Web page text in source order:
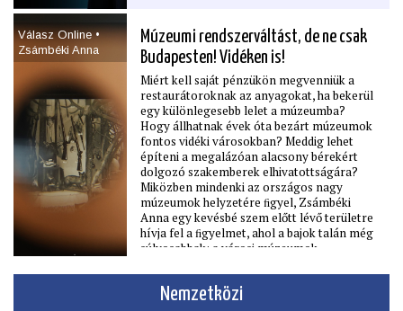
szakmai viták, hanem hivatali
visszaélésekkel súlyosbított
műemlékrombolások voltak. Bátonyi
beszél Lázár János minisztériumáról, a
Dorothea Hotelről, az
Agrárminisztériumról, a Körszállóról, a
Gellért Szállóról és arról is, hogy a
választás előtt dolgozott a Tisza
műemlékvédelmi programján. Azt reméli,
hogy a műemlékvédelem végre önálló,
szakmailag autonóm intézményt kap –
olyat, amelyben neki is feladata lehet. Mert
szerinte „ha a műemlékesek orvosok, akkor
az orvosoknak kórház kell”.
Válasz Online •
Zsámbéki Anna
Múzeumi rendszerváltást, de ne csak
Budapesten! Vidéken is!
Miért kell saját pénzükön megvenniük a
restaurátoroknak az anyagokat, ha bekerül
egy különlegesebb lelet a múzeumba?
Hogy állhatnak évek óta bezárt múzeumok
fontos vidéki városokban? Meddig lehet
építeni a megalázóan alacsony bérekért
dolgozó szakemberek elhivatottságára?
Miközben mindenki az országos nagy
múzeumok helyzetére ﬁgyel, Zsámbéki
Anna egy kevésbé szem előtt lévő területre
hívja fel a ﬁgyelmet, ahol a bajok talán még
súlyosabbak: a városi múzeumok
átvészelték az elmúlt éveket, de a
fennmaradásukhoz gyökeres kultúrpolitikai
Nemzetközi